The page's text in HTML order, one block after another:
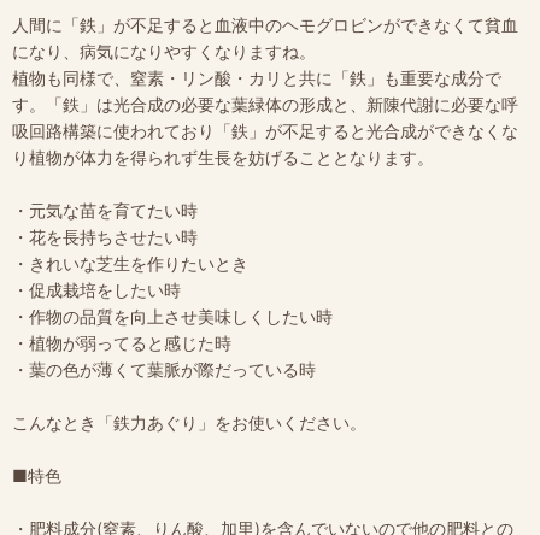
人間に「鉄」が不足すると血液中のヘモグロビンができなくて貧血
になり、病気になりやすくなりますね。
植物も同様で、窒素・リン酸・カリと共に「鉄」も重要な成分で
す。「鉄」は光合成の必要な葉緑体の形成と、新陳代謝に必要な呼
吸回路構築に使われており「鉄」が不足すると光合成ができなくな
り植物が体力を得られず生長を妨げることとなります。
・元気な苗を育てたい時
・花を長持ちさせたい時
・きれいな芝生を作りたいとき
・促成栽培をしたい時
・作物の品質を向上させ美味しくしたい時
・植物が弱ってると感じた時
・葉の色が薄くて葉脈が際だっている時
こんなとき「鉄力あぐり」をお使いください。
■特色
・肥料成分(窒素、りん酸、加里)を含んでいないので他の肥料との